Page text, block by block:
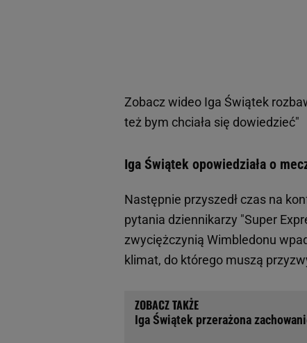
Zobacz wideo Iga Świątek
też bym chciała się dowiedzieć"
Iga Świątek opowiedziała o
Następnie przyszedł czas na
pytania dziennikarzy "Super
zwyciężczynią Wimbledonu
klimat, do którego muszą
Iga Świątek przerażona